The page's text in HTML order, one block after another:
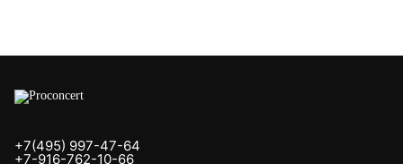
+7(495) 997-47-64
+7-916-762-10-66